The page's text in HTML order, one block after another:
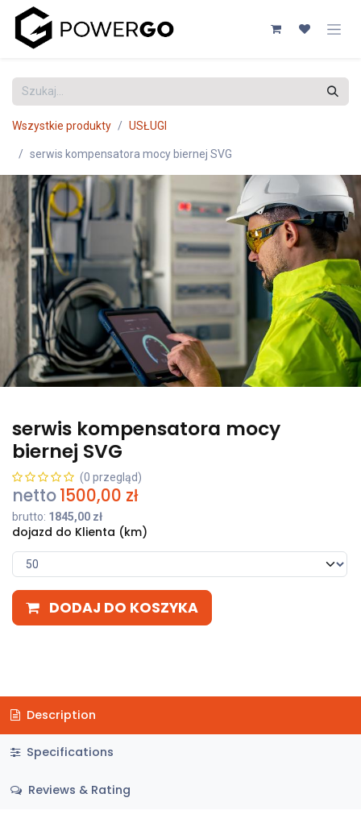
Przejdź do zawartości
Wszystkie produkty USŁUGI
serwis kompensatora mocy biernej SVG
serwis kompensatora mocy
biernej SVG
(0 przegląd)
netto1500,00 zł
brutto: 1845,00 zł
dojazd do Klienta (km)
DODAJ DO KOSZYKA
Description
Specifications
Reviews & Rating